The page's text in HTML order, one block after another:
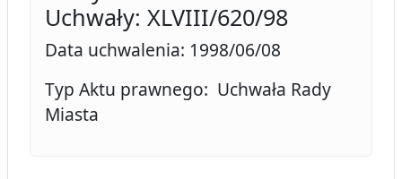
Uchwały: XLVIII/620/98
Data uchwalenia: 1998/06/08
Typ Aktu prawnego: Uchwała Rady
Miasta